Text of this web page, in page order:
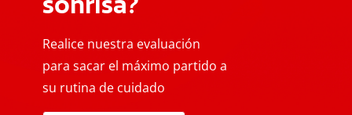
Realice nuestra evaluación
para sacar el máximo partido a
su rutina de cuidado